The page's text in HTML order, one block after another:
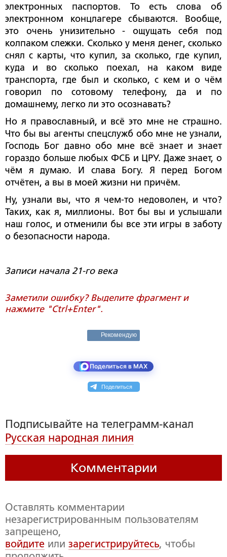
электронных паспортов. То есть слова об
электронном концлагере сбываются. Вообще,
это очень унизительно - ощущать себя под
колпаком слежки. Сколько у меня денег, сколько
снял с карты, что купил, за сколько, где купил,
куда и во сколько поехал, на каком виде
транспорта, где был и сколько, с кем и о чём
говорил по сотовому телефону, да и по
домашнему, легко ли это осознавать?
Но я православный, и всё это мне не страшно.
Что бы вы агенты спецслужб обо мне не узнали,
Господь Бог давно обо мне всё знает и знает
гораздо больше любых ФСБ и ЦРУ. Даже знает, о
чём я думаю. И слава Богу. Я перед Богом
отчётен, а вы в моей жизни ни причём.
Ну, узнали вы, что я чем-то недоволен, и что?
Таких, как я, миллионы. Вот бы вы и услышали
наш голос, и отменили бы все эти игры в заботу
о безопасности народа.
Записи начала 21-го века
Заметили ошибку? Выделите фрагмент и
нажмите "Ctrl+Enter".
Рекомендую
Поделиться в MAX
Поделиться
Подписывайте на телеграмм-канал
Русская народная линия
Комментарии
Оставлять комментарии
незарегистрированным пользователям
запрещено,
войдите или зарегистрируйтесь, чтобы